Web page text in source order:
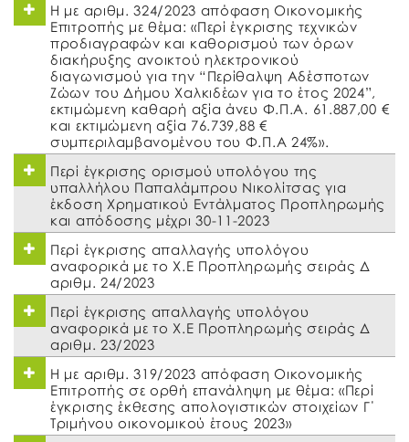
Η με αριθμ. 324/2023 απόφαση Οικονομικής
Επιτροπής με θέμα: «Περί έγκρισης τεχνικών
προδιαγραφών και καθορισμού των όρων
διακήρυξης ανοικτού ηλεκτρονικού
διαγωνισμού για την “Περίθαλψη Αδέσποτων
Ζώων του Δήμου Χαλκιδέων για το έτος 2024”,
εκτιμώμενη καθαρή αξία άνευ Φ.Π.Α. 61.887,00 €
και εκτιμώμενη αξία 76.739,88 €
συμπεριλαμβανομένου του Φ.Π.Α 24%».
Περί έγκρισης ορισμού υπολόγου της
υπαλλήλου Παπαλάμπρου Νικολίτσας για
έκδοση Χρηματικού Εντάλματος Προπληρωμής
και απόδοσης μέχρι 30-11-2023
Περί έγκρισης απαλλαγής υπολόγου
αναφορικά με το Χ.Ε Προπληρωμής σειράς Δ
αριθμ. 24/2023
Περί έγκρισης απαλλαγής υπολόγου
αναφορικά με το Χ.Ε Προπληρωμής σειράς Δ
αριθμ. 23/2023
Η με αριθμ. 319/2023 απόφαση Οικονομικής
Επιτροπής σε ορθή επανάληψη με θέμα: «Περί
έγκρισης έκθεσης απολογιστικών στοιχείων Γ΄
Τριμήνου οικονομικού έτους 2023»